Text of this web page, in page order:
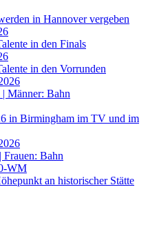
in Hannover vergeben
in den Finals
in den Vorrunden
Männer: Bahn
in Birmingham im TV und im
Bahn
WM
an historischer Stätte